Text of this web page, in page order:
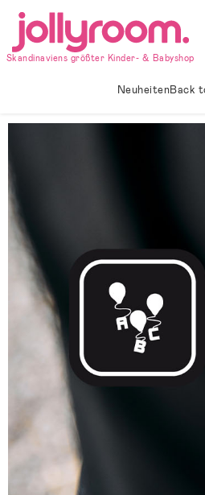
Hoppa
innehållet
Skandinaviens größter Kinder- & Babyshop
NeuheitenBack